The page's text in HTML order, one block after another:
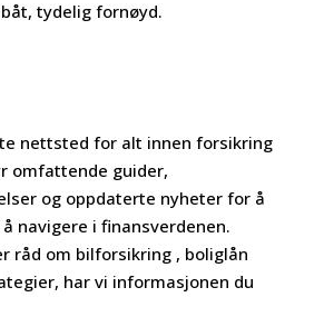
tydelig fornøyd.
nettsted for alt innen forsikring
omfattende guider,
og oppdaterte nyheter for å
navigere i finansverdenen.
råd om bilforsikring , boliglån
har vi informasjonen du